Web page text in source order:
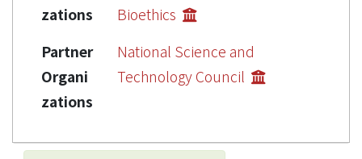
zations
Bioethics
Partner
Organi
zations
National Science and
Technology Council